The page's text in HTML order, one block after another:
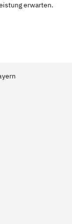
erwarten.